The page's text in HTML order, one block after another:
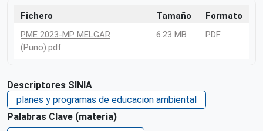
Fichero Tamaño
Formato
PME 2023-MP MELGAR
(Puno).pdf
6.23 MB PDF
Descriptores SINIA
planes y programas de educacion ambiental
Palabras Clave (materia)